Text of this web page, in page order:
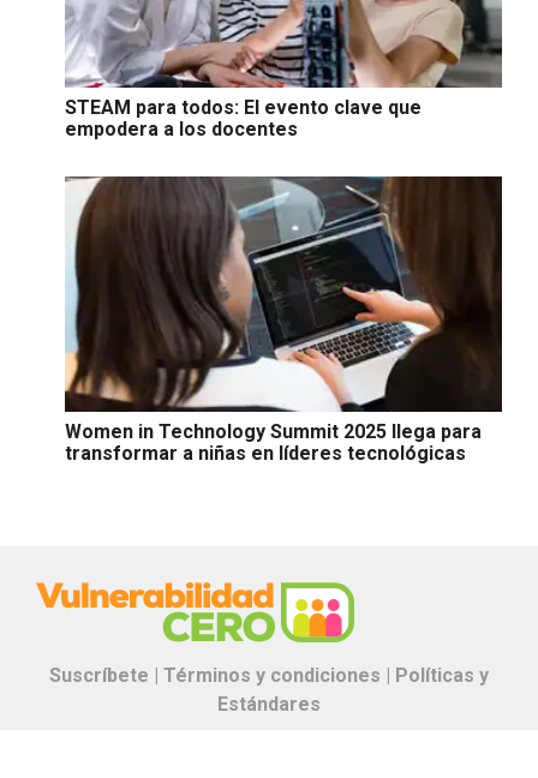
STEAM para todos: El evento clave que
empodera a los docentes
Women in Technology Summit 2025 llega para
transformar a niñas en líderes tecnológicas
Suscríbete | Términos y condiciones |
Políticas y
Estándares